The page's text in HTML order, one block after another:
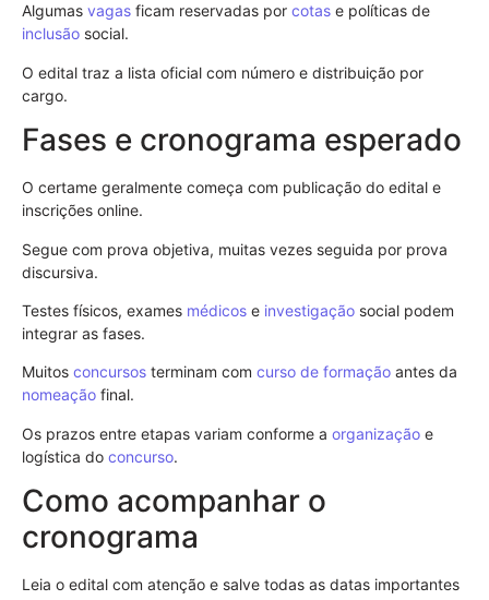
Algumas vagas ficam reservadas por cotas e políticas de
inclusão social.
O edital traz a lista oficial com número e distribuição por
cargo.
Fases e cronograma esperado
O certame geralmente começa com publicação do edital e
inscrições online.
Segue com prova objetiva, muitas vezes seguida por prova
discursiva.
Testes físicos, exames médicos e investigação social podem
integrar as fases.
Muitos concursos terminam com curso de formação antes da
nomeação final.
Os prazos entre etapas variam conforme a organização e
logística do concurso.
Como acompanhar o
cronograma
Leia o edital com atenção e salve todas as datas importantes